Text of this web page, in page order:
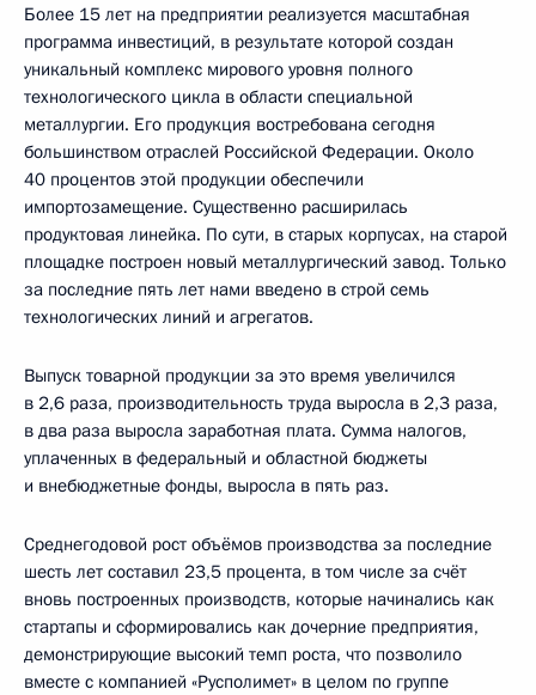
Более 15 лет на предприятии реализуется масштабная
программа инвестиций, в результате которой создан
уникальный комплекс мирового уровня полного
технологического цикла в области специальной
металлургии. Его продукция востребована сегодня
большинством отраслей Российской Федерации. Около
40 процентов этой продукции обеспечили
импортозамещение. Существенно расширилась
продуктовая линейка. По сути, в старых корпусах, на старой
площадке построен новый металлургический завод. Только
за последние пять лет нами введено в строй семь
технологических линий и агрегатов.
Выпуск товарной продукции за это время увеличился
в 2,6 раза, производительность труда выросла в 2,3 раза,
в два раза выросла заработная плата. Сумма налогов,
уплаченных в федеральный и областной бюджеты
и внебюджетные фонды, выросла в пять раз.
Среднегодовой рост объёмов производства за последние
шесть лет составил 23,5 процента, в том числе за счёт
вновь построенных производств, которые начинались как
стартапы и сформировались как дочерние предприятия,
демонстрирующие высокий темп роста, что позволило
вместе с компанией «Русполимет» в целом по группе